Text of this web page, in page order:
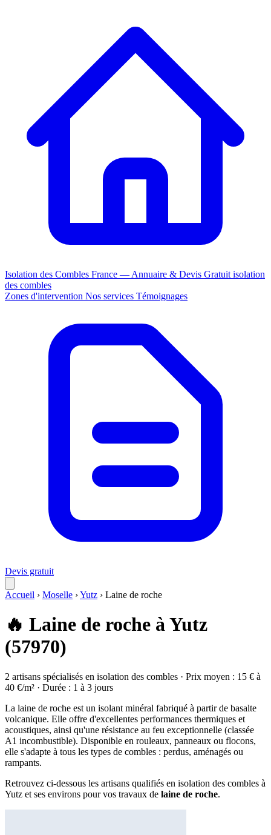
Isolation des Combles France — Annuaire & Devis Gratuit isolation
des combles
Zones d'intervention Nos services Témoignages
Devis gratuit
Accueil › Moselle ›Yutz › Laine de roche
🔥 Laine de roche à Yutz
(57970)
2 artisans spécialisés en isolation des combles · Prix moyen : 15 € à
40 €/m² · Durée : 1 à 3 jours
La laine de roche est un isolant minéral fabriqué à partir de basalte
volcanique. Elle offre d'excellentes performances thermiques et
acoustiques, ainsi qu'une résistance au feu exceptionnelle (classée
A1 incombustible). Disponible en rouleaux, panneaux ou flocons,
elle s'adapte à tous les types de combles : perdus, aménagés ou
rampants.
Retrouvez ci-dessous les artisans qualifiés en isolation des combles à
Yutz et ses environs pour vos travaux de laine de roche.